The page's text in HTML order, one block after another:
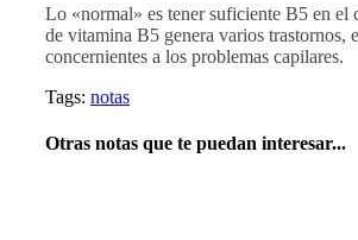
Lo «normal» es tener suficiente B5 en el
de vitamina B5 genera varios trastornos,
concernientes a los problemas capilares.
Tags: notas
Otras notas que te puedan interesar...